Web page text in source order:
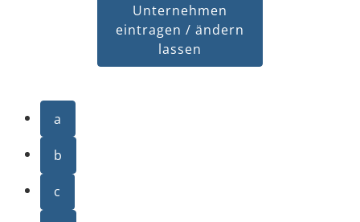
Unternehmen
eintragen / ändern
lassen
a
b
c